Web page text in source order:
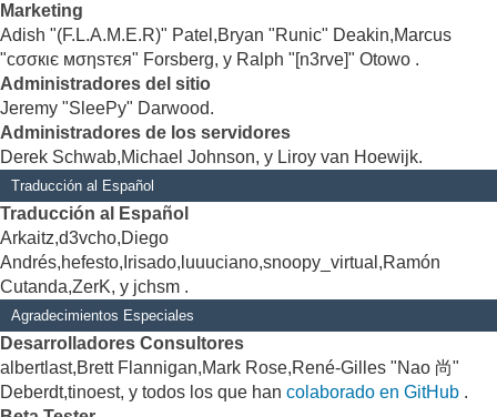
Marketing
Adish "(F.L.A.M.E.R)" Patel,Bryan "Runic" Deakin,Marcus
"cσσкιє мσηѕтєя" Forsberg, y Ralph "[n3rve]" Otowo .
Administradores del sitio
Jeremy "SleePy" Darwood.
Administradores de los servidores
Derek Schwab,Michael Johnson, y Liroy van Hoewijk.
Traducción al Español
Traducción al Español
Arkaitz,d3vcho,Diego
Andrés,hefesto,Irisado,luuuciano,snoopy_virtual,Ramón
Cutanda,ZerK, y jchsm .
Agradecimientos Especiales
Desarrolladores Consultores
albertlast,Brett Flannigan,Mark Rose,René-Gilles "Nao 尚"
Deberdt,tinoest, y todos los que han colaborado en GitHub .